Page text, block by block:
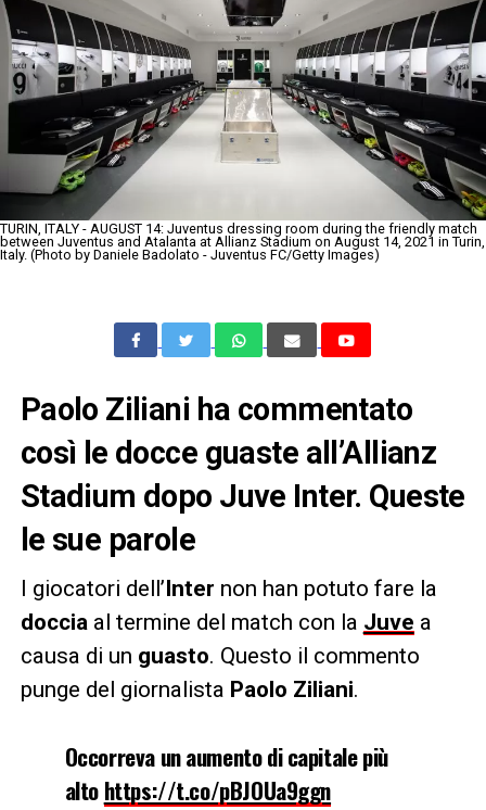
TURIN, ITALY - AUGUST 14: Juventus dressing room during the friendly match
between Juventus and Atalanta at Allianz Stadium on August 14, 2021 in Turin,
Italy. (Photo by Daniele Badolato - Juventus FC/Getty Images)
Paolo Ziliani ha commentato
così le docce guaste all’Allianz
Stadium dopo Juve Inter. Queste
le sue parole
I giocatori dell’Inter non han potuto fare la
doccia al termine del match con la Juve a
causa di un guasto. Questo il commento
punge del giornalista Paolo Ziliani.
Occorreva un aumento di capitale più
altohttps://t.co/pBJOUa9ggn